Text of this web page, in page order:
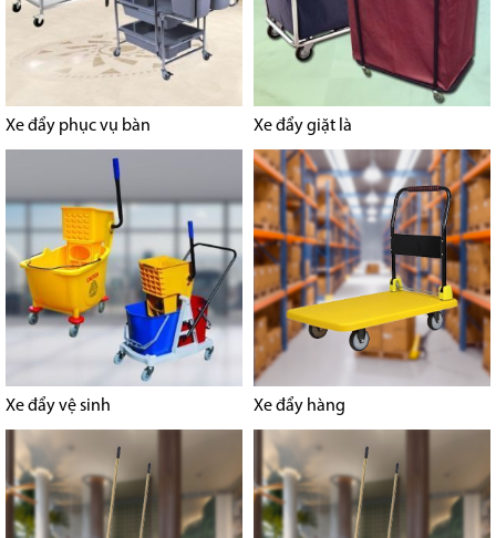
Xe đẩy phục vụ bàn Xe đẩy giặt là
Xe đẩy vệ sinh Xe đẩy hàng